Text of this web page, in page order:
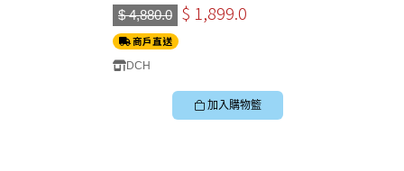
$ 4,880.0 $ 1,899.0
商戶直送
DCH
加入購物籃